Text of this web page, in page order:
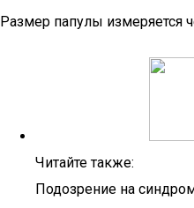
Размер папулы измеряется
Читайте также:
Подозрение на